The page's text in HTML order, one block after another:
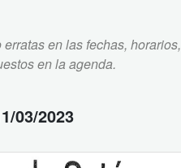
en las fechas, horarios,
en la agenda.
03/2023